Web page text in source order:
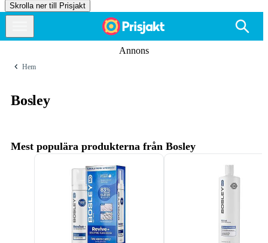
Skrolla ner till Prisjakt
Annons
Hem
Bosley
Mest populära produkterna från Bosley